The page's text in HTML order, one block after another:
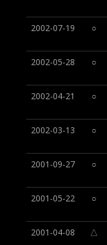
2002-07-19
○
2002-05-28
○
2002-04-21
○
2002-03-13
○
2001-09-27
○
2001-05-22
○
2001-04-08
△